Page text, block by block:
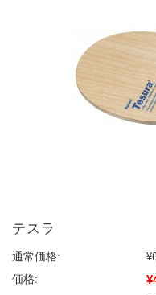
テスラ
通常価格:
価格: